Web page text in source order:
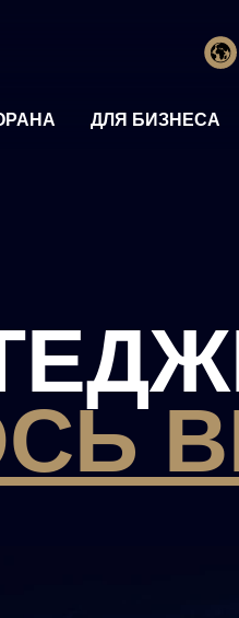
ДЛЯ БИЗНЕСА